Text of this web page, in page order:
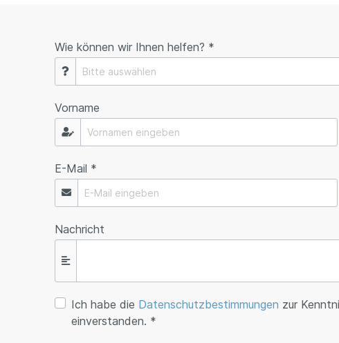
Wie können wir Ihnen helfen? *
Vorname
E-Mail *
Nachricht
Ich habe die Datenschutzbestimmungen zur
einverstanden. *